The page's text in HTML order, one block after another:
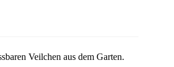
Veilchen aus dem Garten.